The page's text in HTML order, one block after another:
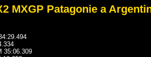
MXGP Patagonie a
35:06.309